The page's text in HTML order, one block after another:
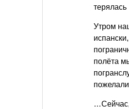
терялась
Утром
полёта
…Сейчас,